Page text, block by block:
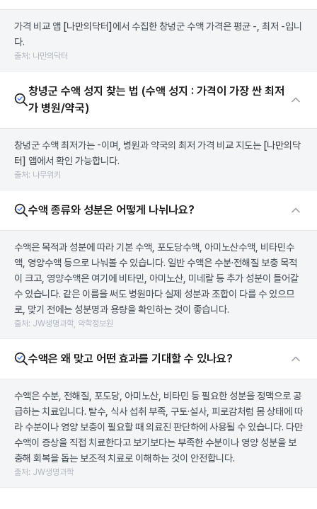
가격 비교 앱 [나만의닥터] 에서 수집한 창녕군 수액 가격은 평균 -, 최저 -입니
다.
출처: 나만의닥터
창녕군 수액 성지 찾는 법 (수액 성지 : 가격이 가장 싼 최저
가 병원/약국)
창녕군 수액 최저가는 -이며, 병원과 약국의 최저 가격 비교 지도는 [나만의닥
터] 앱에서 확인 가능합니다.
출처: 나무위키
수액 종류와 성분은 어떻게 나뉘나요?
수액은 목적과 성분에 따라 기본 수액, 포도당수액, 아미노산수액, 비타민수
액, 영양수액 등으로 나눠볼 수 있습니다. 일반 수액은 수분·전해질 보충 목적
이 크고, 영양수액은 여기에 비타민, 아미노산, 미네랄 등 추가 성분이 들어갈
수 있습니다. 같은 이름을 써도 병원마다 실제 성분과 조합이 다를 수 있으므
로, 맞기 전에는 성분명과 용량을 확인하는 것이 좋습니다.
출처: JW생명과학, 약학정보원
수액은 왜 맞고 어떤 효과를 기대할 수 있나요?
수액은 수분, 전해질, 포도당, 아미노산, 비타민 등 필요한 성분을 정맥으로 공
급하는 치료입니다. 탈수, 식사 섭취 부족, 구토·설사, 피로감처럼 몸 상태에 따
라 수분이나 영양 보충이 필요할 때 의료진 판단하에 사용될 수 있습니다. 다만
수액이 증상을 직접 치료한다고 보기보다는 부족한 수분이나 영양 성분을 보
충해 회복을 돕는 보조적 치료로 이해하는 것이 안전합니다.
출처: JW생명과학